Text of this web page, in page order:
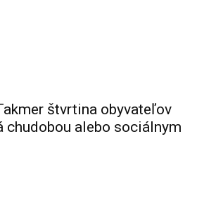
štvrtina obyvateľov
chudobou alebo sociálnym